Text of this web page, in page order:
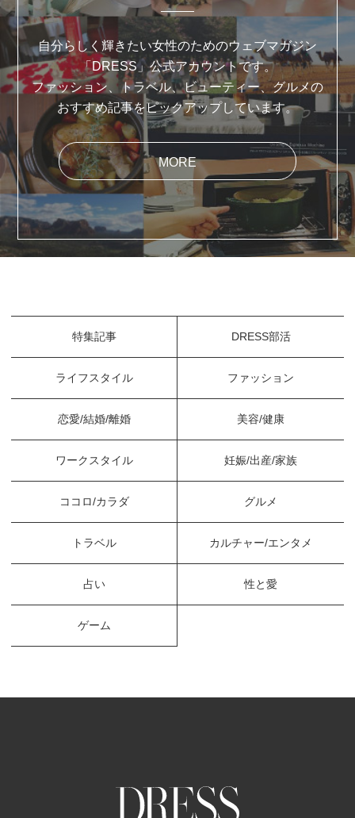
自分らしく輝きたい女性のためのウェブマガジン
「DRESS」公式アカウントです。
ファッション、トラベル、ビューティー、グルメの
おすすめ記事をピックアップしています。
MORE
特集記事 DRESS部活
ライフスタイル ファッション
恋愛/結婚/離婚 美容/健康
ワークスタイル 妊娠/出産/家族
ココロ/カラダ グルメ
トラベル カルチャー/エンタメ
占い 性と愛
ゲーム